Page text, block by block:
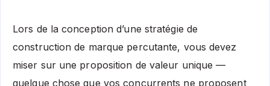
Lors de la conception d’une stratégie de
construction de marque percutante, vous devez
miser sur une proposition de valeur unique —
quelque chose que vos concurrents ne proposent